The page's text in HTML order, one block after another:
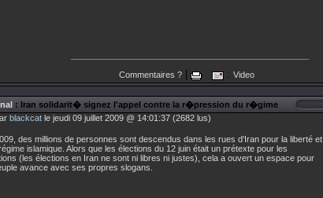
Commentaires ?| : Video
: Iran solidarit� signez l'appel contre la r�pression du r�gime
blackcat le jeudi 09 juillet 2009 @ 14:01:37 (2682 lus)
des millions de personnes sont descendus dans les rues d'Iran pour la liberté et
islamique. Alors que les élections du 12 juin était un prétexte pour les
(les élections en Iran ne sont ni libres ni justes), cela a ouvert un espace pour
avance avec ses propres slogans.